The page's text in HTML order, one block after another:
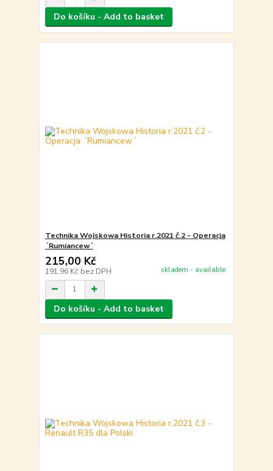
Do košíku - Add to basket
Technika Wojskowa Historia r.2021 č.2 - Operacja
´Rumiancew´
215,00 Kč
191,96 Kč bez DPH skladem - available
Do košíku - Add to basket